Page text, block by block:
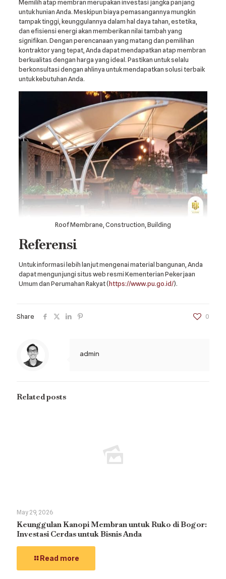
Memilih atap membran merupakan investasi jangka panjang
untuk hunian Anda. Meskipun biaya pemasangannya mungkin
tampak tinggi, keunggulannya dalam hal daya tahan, estetika,
dan efisiensi energi akan memberikan nilai tambah yang
signifikan. Dengan perencanaan yang matang dan pemilihan
kontraktor yang tepat, Anda dapat mendapatkan atap membran
berkualitas dengan harga yang ideal. Pastikan untuk selalu
berkonsultasi dengan ahlinya untuk mendapatkan solusi terbaik
untuk kebutuhan Anda.
Roof Membrane, Construction, Building
Referensi
Untuk informasi lebih lanjut mengenai material bangunan, Anda
dapat mengunjungi situs web resmi Kementerian Pekerjaan
Umum dan Perumahan Rakyat (https://www.pu.go.id/).
Share 0
admin
Related posts
May 29, 2026
Keunggulan Kanopi Membran untuk Ruko di Bogor:
Investasi Cerdas untuk Bisnis Anda
Read more